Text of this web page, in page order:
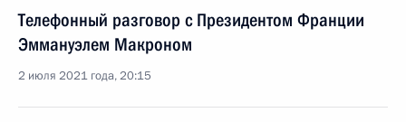
Телефонный разговор с Президентом Франции
Эммануэлем Макроном
2 июля 2021 года, 20:15